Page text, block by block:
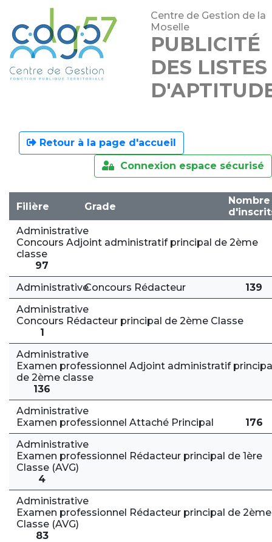
Centre de Gestion de la
Moselle
PUBLICITÉ
DES LISTES
Retour à la page d'accueil
Connexion espace sécurisé
Filière Grade
Nombre
Administrative
Concours Adjoint administratif principal de 2ème
classe
97
AdministrativeConcours Rédacteur
139
Administrative
Concours Rédacteur principal de 2ème Classe
1
Administrative
Examen professionnel Adjoint administratif
de 2ème classe
136
Administrative
Examen professionnel Attaché Principal
176
Administrative
Examen professionnel Rédacteur principal de 1ère
Classe (AVG)
4
Administrative
Examen professionnel Rédacteur principal de 2ème
Classe (AVG)
83